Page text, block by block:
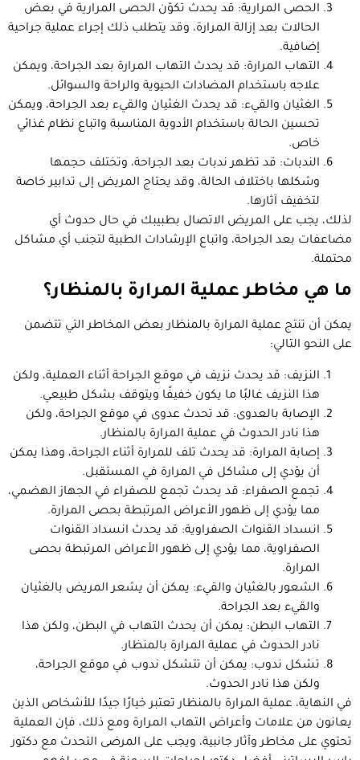
الحصى المرارية: قد يحدث تكوّن الحصى المرارية في بعض
الحالات بعد إزالة المرارة، وقد يتطلب ذلك إجراء عملية جراحية
إضافية.
التهاب المرارة: قد يحدث التهاب المرارة بعد الجراحة، ويمكن
علاجه باستخدام المضادات الحيوية والراحة والسوائل.
الغثيان والقيء: قد يحدث الغثيان والقيء بعد الجراحة، ويمكن
تحسين الحالة باستخدام الأدوية المناسبة واتباع نظام غذائي
خاص.
الندبات: قد تظهر ندبات بعد الجراحة، وتختلف حجمها
وشكلها باختلاف الحالة، وقد يحتاج المريض إلى تدابير خاصة
لتخفيف آثارها.
لذلك، يجب على المريض الاتصال بطبيبك في حال حدوث أي
مضاعفات بعد الجراحة، واتباع الإرشادات الطبية لتجنب أي مشاكل
محتملة.
ما هي مخاطر عملية المرارة بالمنظار؟
يمكن أن تنتج عملية المرارة بالمنظار بعض المخاطر التي تتضمن
على النحو التالي:
النزيف: قد يحدث نزيف في موقع الجراحة أثناء العملية، ولكن
هذا النزيف غالبًا ما يكون خفيفًا ويتوقف بشكل طبيعي.
الإصابة بالعدوى: قد تحدث عدوى في موقع الجراحة، ولكن
هذا نادر الحدوث في عملية المرارة بالمنظار.
إصابة المرارة: قد يحدث تلف للمرارة أثناء الجراحة، وهذا يمكن
أن يؤدي إلى مشاكل في المرارة في المستقبل.
تجمع الصفراء: قد يحدث تجمع للصفراء في الجهاز الهضمي،
مما يؤدي إلى ظهور الأعراض المرتبطة بحصى المرارة.
انسداد القنوات الصفراوية: قد يحدث انسداد القنوات
الصفراوية، مما يؤدي إلى ظهور الأعراض المرتبطة بحصى
المرارة.
الشعور بالغثيان والقيء: يمكن أن يشعر المريض بالغثيان
والقيء بعد الجراحة.
التهاب البطن: يمكن أن يحدث التهاب في البطن، ولكن هذا
نادر الحدوث في عملية المرارة بالمنظار.
تشكل ندوب: يمكن أن تتشكل ندوب في موقع الجراحة،
ولكن هذا نادر الحدوث.
في النهاية، عملية المرارة بالمنظار تعتبر خيارًا جيدًا للأشخاص الذين
يعانون من علامات وأعراض التهاب المرارة ومع ذلك، فإن العملية
تحتوي على مخاطر وآثار جانبية، ويجب على المرضى التحدث مع دكتور